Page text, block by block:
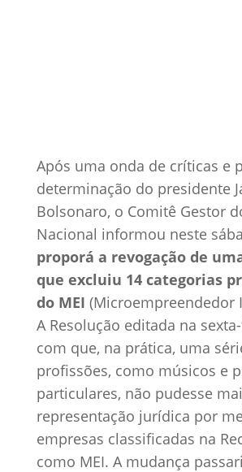
Após uma onda de críticas e
determinação do presidente
Bolsonaro, o Comitê Gestor
Nacional informou neste
proporá a revogação de
que excluiu 14 categorias
do MEI (Microempreendedor
A Resolução editada na
com que, na prática, uma
profissões, como músicos e
particulares, não pudesse
representação jurídica por
empresas classificadas na
como MEI. A mudança